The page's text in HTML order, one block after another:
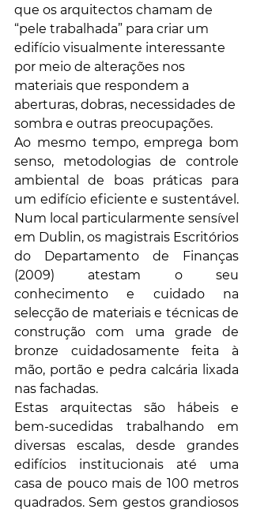
que os arquitectos chamam de
“pele trabalhada” para criar um
edifício visualmente interessante
por meio de alterações nos
materiais que respondem a
aberturas, dobras, necessidades de
sombra e outras preocupações.
Ao mesmo tempo, emprega bom
senso, metodologias de controle
ambiental de boas práticas para
um edifício eficiente e sustentável.
Num local particularmente sensível
em Dublin, os magistrais Escritórios
do Departamento de Finanças
(2009) atestam o seu
conhecimento e cuidado na
selecção de materiais e técnicas de
construção com uma grade de
bronze cuidadosamente feita à
mão, portão e pedra calcária lixada
nas fachadas.
Estas arquitectas são hábeis e
bem-sucedidas trabalhando em
diversas escalas, desde grandes
edifícios institucionais até uma
casa de pouco mais de 100 metros
quadrados. Sem gestos grandiosos